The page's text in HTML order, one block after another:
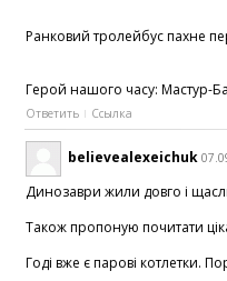
Ранковий тролейбус пахне
Герой нашого часу: Мастур-
Ответить Ссылка
believealexeichuk
Динозаври жили довго і
Також пропоную почитати
Годі вже є парові котлетки.